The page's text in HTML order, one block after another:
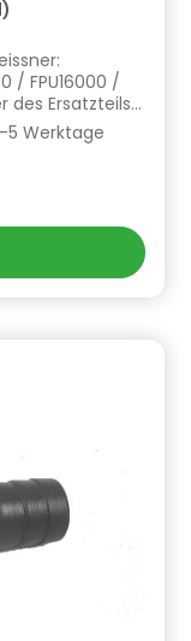
/ FPU16000 /
des Ersatzteils:
CF Group
68, 73240
5 Werktage